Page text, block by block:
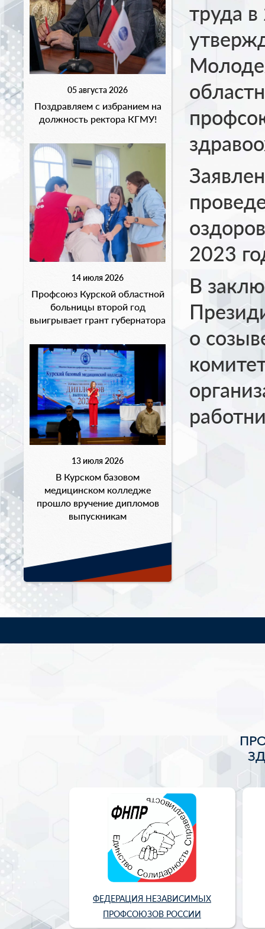
05 августа 2026
Поздравляем с избранием на
должность ректора КГМУ!
14 июля 2026
Профсоюз Курской областной
больницы второй год
выигрывает грант губернатора
13 июля 2026
В Курском базовом
медицинском колледже
прошло вручение дипломов
выпускникам
труда
2023
В
о
ФЕДЕРАЦИЯ НЕЗАВИСИМЫХ
ПРОФСОЮЗОВ РОССИИ